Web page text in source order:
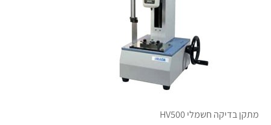
מתקן בדיקה חשמלי HV500